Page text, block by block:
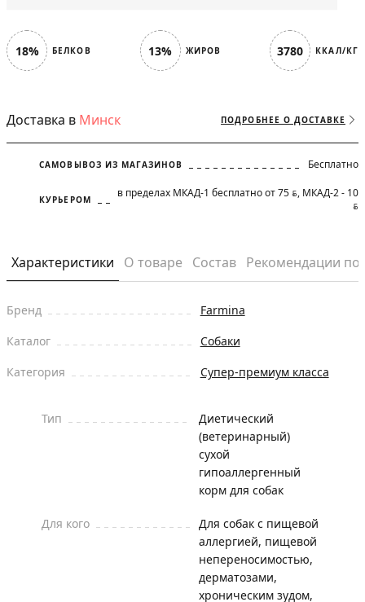
18% БЕЛКОВ 13% ЖИРОВ 3780 ККАЛ/КГ
Доставка в Минск ПОДРОБНЕЕ О ДОСТАВКЕ
САМОВЫВОЗ ИЗ МАГАЗИНОВ Бесплатно
КУРЬЕРОМ в пределах МКАД-1 бесплатно от 75 BYN, МКАД-2 - 10
BYN
Характеристики О товаре Состав Рекомендации
Бренд
Farmina
Каталог
Собаки
Категория
Супер-премиум класса
Тип
Диетический
(ветеринарный)
сухой
гипоаллергенный
корм для собак
Для кого
Для собак с пищевой
аллергией, пищевой
непереносимостью,
дерматозами,
хроническим зудом,